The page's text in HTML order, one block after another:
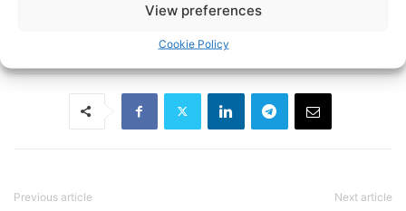
View preferences
Cookie Policy
Previous article Next article